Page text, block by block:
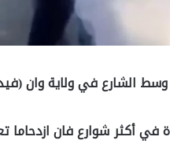
الشارع في ولاية وان
في أكثر شوارع فان